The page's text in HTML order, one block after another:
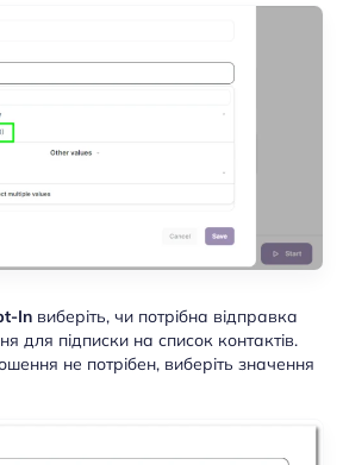
In виберіть, чи потрібна відправка
для підписки на список контактів.
не потрібен, виберіть значення